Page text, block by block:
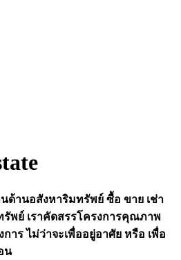
นด้านอสังหาริมทรัพย์ ซื้อ ขาย เช่า
รัพย์ เราคัดสรรโครงการคุณภาพ
าร ไม่ว่าจะเพื่ออยู่อาศัย หรือ เพื่อ
น